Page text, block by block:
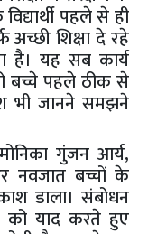
पहले से ही
शिक्षा दे रहे
है। यह सब कार्य
बच्चे पहले ठीक से
भी जानने समझने
गुंजन आर्य,
नवजात बच्चों के
डाला। संबोधन
को याद करते हुए